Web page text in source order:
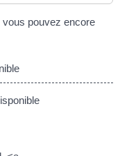
pouvez encore